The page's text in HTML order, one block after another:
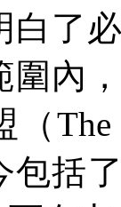
白了
圍內
（The
包括